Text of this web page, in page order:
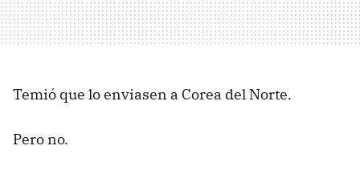
Temió que lo enviasen a Corea del Norte.
Pero no.